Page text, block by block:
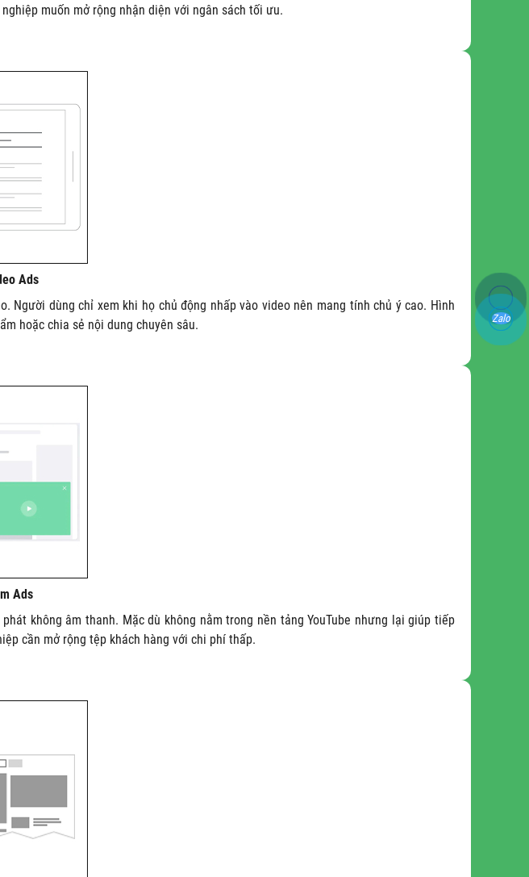
muốn mở rộng nhận diện với ngân sách tối ưu.
Ads
dùng chỉ xem khi họ chủ động nhấp vào video nên mang tính chủ ý cao. Hình
hoặc chia sẻ nội dung chuyên sâu.
Ads
không âm thanh. Mặc dù không nằm trong nền tảng YouTube nhưng lại giúp tiếp
cần mở rộng tệp khách hàng với chi phí thấp.
Zalo